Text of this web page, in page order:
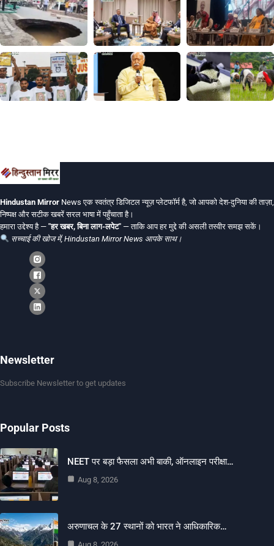
Hindustan Mirror News एक स्वतंत्र डिजिटल न्यूज़ प्लेटफॉर्म है, जो आपको देश-दुनिया की ताज़ा,
निष्पक्ष और सटीक खबरें सरल भाषा में पहुँचाता है।
हमारा उद्देश्य है — "हर खबर, बिना लाग-लपेट" — ताकि आप हर मुद्दे की असली तस्वीर समझ सकें।
सच्चाई की खोज में, Hindustan Mirror News आपके साथ।
Newsletter
Subscribe Newsletter to get updates
Popular Posts
NEET पर बड़ा फैसला अभी बाकी, ऑनलाइन परीक्षा…
Aug 8, 2026
अरुणाचल के 27 स्थानों को भारत ने आधिकारिक…